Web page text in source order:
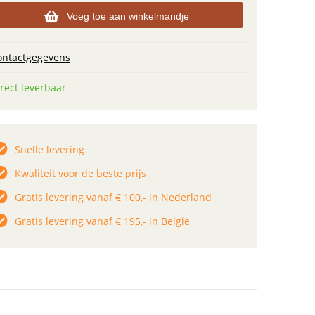
Voeg toe aan winkelmandje
leverbaar
Snelle levering
Kwaliteit voor de beste prijs
Gratis levering vanaf € 100,- in Nederland
Gratis levering vanaf € 195,- in België